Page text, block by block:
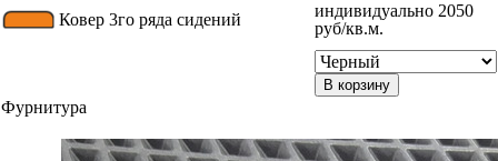
Ковер 3го ряда сидений
индивидуально 2050
руб/кв.м.
В корзину
Фурнитура